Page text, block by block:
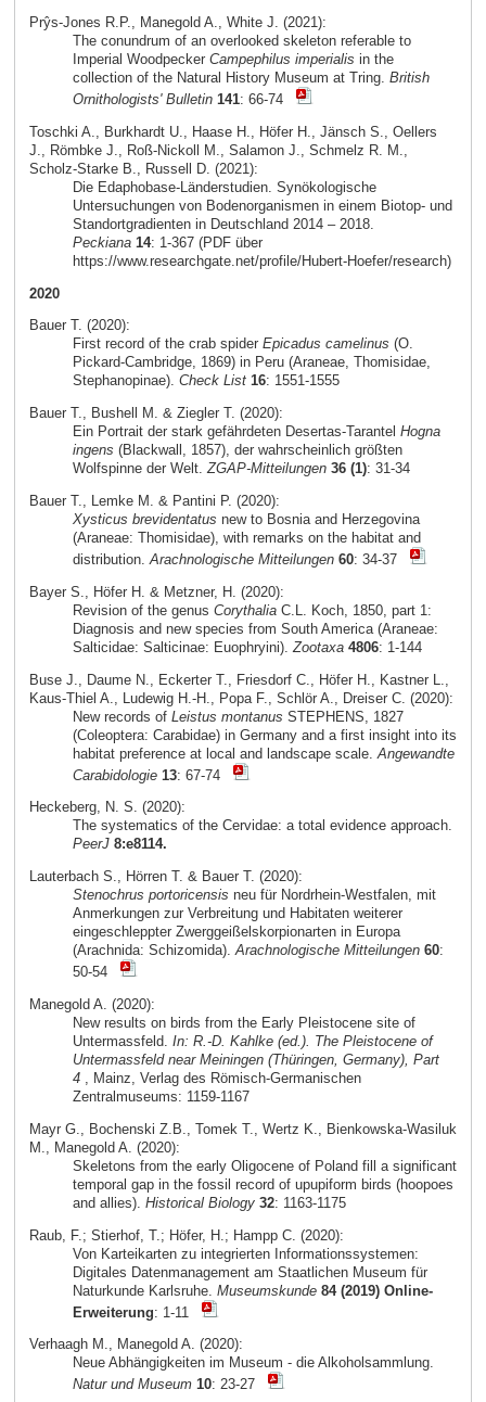
Prŷs-Jones R.P., Manegold A., White J. (2021):
The conundrum of an overlooked skeleton referable to
Imperial Woodpecker Campephilus imperialis in the
collection of the Natural History Museum at Tring. British
Ornithologists' Bulletin 141: 66-74
Toschki A., Burkhardt U., Haase H., Höfer H., Jänsch S., Oellers
J., Römbke J., Roß-Nickoll M., Salamon J., Schmelz R. M.,
Scholz-Starke B., Russell D. (2021):
Die Edaphobase-Länderstudien. Synökologische
Untersuchungen von Bodenorganismen in einem Biotop- und
Standortgradienten in Deutschland 2014 – 2018.
Peckiana 14: 1-367 (PDF über
https://www.researchgate.net/profile/Hubert-Hoefer/research)
2020
Bauer T. (2020):
First record of the crab spider Epicadus camelinus (O.
Pickard-Cambridge, 1869) in Peru (Araneae, Thomisidae,
Stephanopinae). Check List 16: 1551-1555
Bauer T., Bushell M. & Ziegler T. (2020):
Ein Portrait der stark gefährdeten Desertas-Tarantel Hogna
ingens (Blackwall, 1857), der wahrscheinlich größten
Wolfspinne der Welt.ZGAP-Mitteilungen 36 (1): 31-34
Bauer T., Lemke M. & Pantini P. (2020):
Xysticus brevidentatus new to Bosnia and Herzegovina
(Araneae: Thomisidae), with remarks on the habitat and
distribution.Arachnologische Mitteilungen 60: 34-37
Bayer S., Höfer H. & Metzner, H. (2020):
Revision of the genus CorythaliaC.L. Koch, 1850, part 1:
Diagnosis and new species from South America (Araneae:
Salticidae: Salticinae: Euophryini). Zootaxa 4806: 1-144
Buse J., Daume N., Eckerter T., Friesdorf C., Höfer H., Kastner L.,
Kaus-Thiel A., Ludewig H.-H., Popa F., Schlör A., Dreiser C. (2020):
New records of Leistus montanus STEPHENS, 1827
(Coleoptera: Carabidae) in Germany and a first insight into its
habitat preference at local and landscape scale. Angewandte
Carabidologie 13: 67-74
Heckeberg, N. S. (2020):
The systematics of the Cervidae: a total evidence approach.
PeerJ 8:e8114.
Lauterbach S., Hörren T. & Bauer T. (2020):
Stenochrus portoricensis neu für Nordrhein-Westfalen, mit
Anmerkungen zur Verbreitung und Habitaten weiterer
eingeschleppter Zwerggeißelskorpionarten in Europa
(Arachnida: Schizomida).Arachnologische Mitteilungen 60:
50-54
Manegold A. (2020):
New results on birds from the Early Pleistocene site of
Untermassfeld. In: R.-D. Kahlke (ed.). The Pleistocene of
Untermassfeld near Meiningen (Thüringen, Germany), Part
4, Mainz, Verlag des Römisch-Germanischen
Zentralmuseums: 1159-1167
Mayr G., Bochenski Z.B., Tomek T., Wertz K., Bienkowska-Wasiluk
M., Manegold A. (2020):
Skeletons from the early Oligocene of Poland fill a significant
temporal gap in the fossil record of upupiform birds (hoopoes
and allies). Historical Biology 32: 1163-1175
Raub, F.; Stierhof, T.; Höfer, H.; Hampp C. (2020):
Von Karteikarten zu integrierten Informationssystemen:
Digitales Datenmanagement am Staatlichen Museum für
Naturkunde Karlsruhe. Museumskunde 84 (2019) Online-
Erweiterung: 1-11
Verhaagh M., Manegold A. (2020):
Neue Abhängigkeiten im Museum - die Alkoholsammlung.
Natur und Museum 10: 23-27